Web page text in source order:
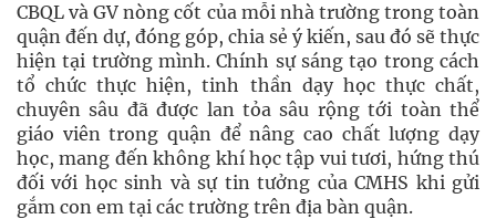
CBQL và GV nòng cốt của mỗi nhà trường trong toàn
quận đến dự, đóng góp, chia sẻ ý kiến, sau đó sẽ thực
hiện tại trường mình. Chính sự sáng tạo trong cách
tổ chức thực hiện, tinh thần dạy học thực chất,
chuyên sâu đã được lan tỏa sâu rộng tới toàn thể
giáo viên trong quận để nâng cao chất lượng dạy
học, mang đến không khí học tập vui tươi, hứng thú
đối với học sinh và sự tin tưởng của CMHS khi gửi
gắm con em tại các trường trên địa bàn quận.